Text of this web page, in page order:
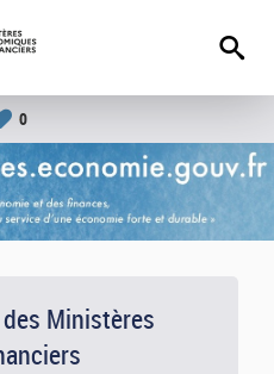
0
Ministères